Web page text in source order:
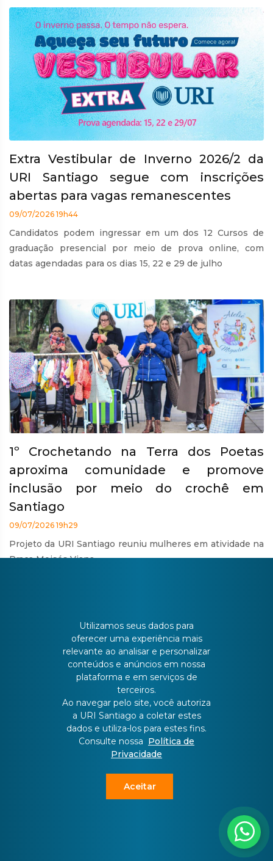
Extra Vestibular de Inverno 2026/2 da
URI Santiago segue com inscrições
abertas para vagas remanescentes
09/07/2026 19h44
Candidatos podem ingressar em um dos 12 Cursos de
graduação presencial por meio de prova online, com
datas agendadas para os dias 15, 22 e 29 de julho
1º Crochetando na Terra dos Poetas
aproxima comunidade e promove
inclusão por meio do crochê em
Santiago
09/07/2026 19h29
Projeto da URI Santiago reuniu mulheres em atividade na
Praça Moisés Viana
URI Santiago contará com AgroMaker
Projeto aprovado pela FAPERGS integra iniciativa
multicampi da URI e amplia a estrutura destinada ao
desenvolvimento de soluções tecnológicas para o setor
Utilizamos seus dados para
oferecer uma experiência mais
relevante ao analisar e personalizar
conteúdos e anúncios em nossa
plataforma e em serviços de
terceiros.
Ao navegar pelo site, você autoriza
a URI Santiago a coletar estes
dados e utiliza-los para estes fins.
Consulte nossa Política de
Privacidade
Aceitar